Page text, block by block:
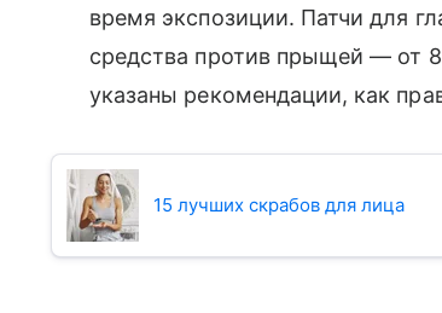
время экспозиции. Патчи для
средства против прыщей — от
указаны рекомендации, как
15 лучших скрабов для лица